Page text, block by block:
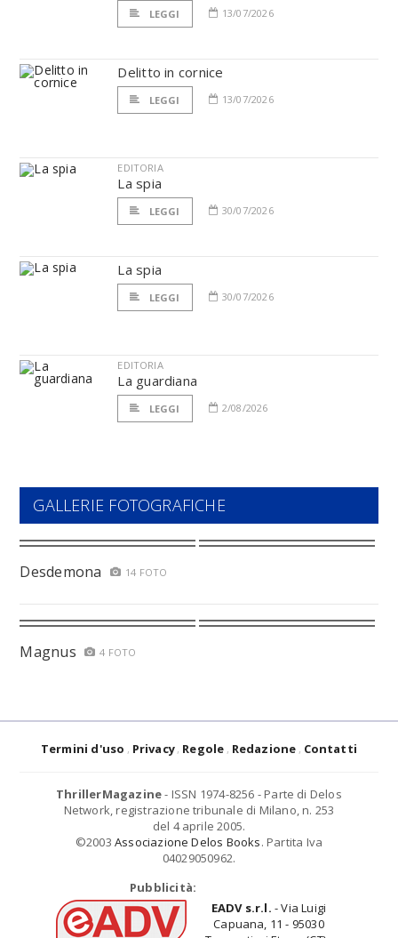
LEGGI 13/07/2026
Delitto in cornice
LEGGI 13/07/2026
EDITORIA
La spia
LEGGI 30/07/2026
La spia
LEGGI 30/07/2026
EDITORIA
La guardiana
LEGGI 2/08/2026
GALLERIE FOTOGRAFICHE
Desdemona 14 FOTO
Magnus 4 FOTO
Termini d'uso Privacy Regole Redazione Contatti
ThrillerMagazine- ISSN 1974-8256 - Parte di Delos
Network, registrazione tribunale di Milano, n. 253
del 4 aprile 2005.
©2003 Associazione Delos Books. Partita Iva
04029050962.
Pubblicità:
EADV s.r.l. - Via Luigi
Capuana, 11 - 95030